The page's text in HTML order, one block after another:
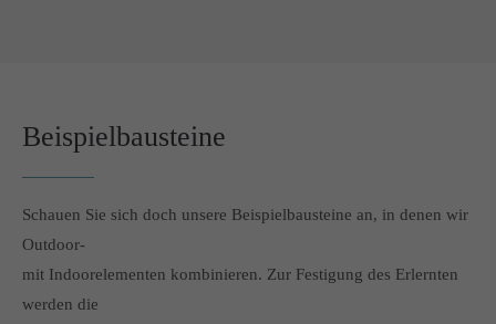
Beispielbausteine
Schauen Sie sich doch unsere Beispielbausteine an, in denen wir
Outdoor-
mit Indoorelementen kombinieren. Zur Festigung des Erlernten
werden die